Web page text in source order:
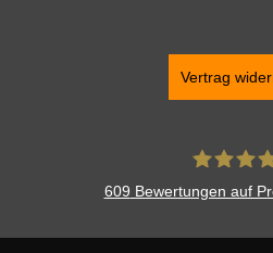
Vertrag
609 Bewertungen auf